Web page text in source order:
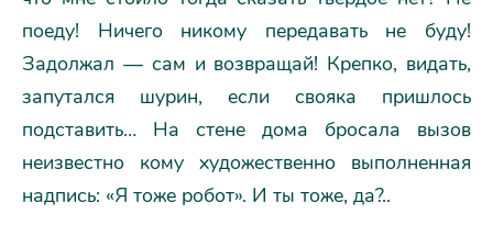
поеду! Ничего никому передавать не буду!
Задолжал — сам и возвращай! Крепко, видать,
запутался шурин, если свояка пришлось
подставить… На стене дома бросала вызов
неизвестно кому художественно выполненная
надпись: «Я тоже робот». И ты тоже, да?..